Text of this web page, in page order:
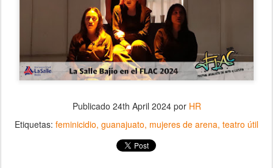
Publicado 24th April 2024por HR
Etiquetas: feminicidio guanajuato mujeres de arena teatro útil